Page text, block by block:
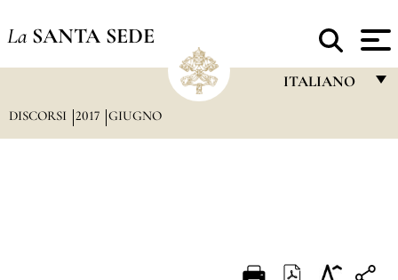
La SANTA SEDE
ITALIANO
DISCORSI 2017 GIUGNO